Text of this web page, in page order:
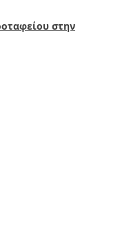
στην